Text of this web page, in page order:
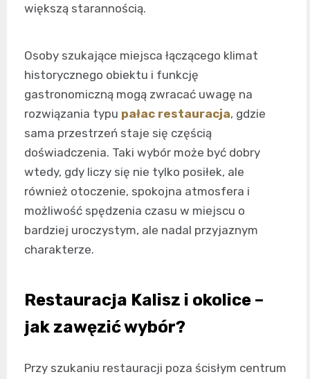
większą starannością.
Osoby szukające miejsca łączącego klimat
historycznego obiektu i funkcję
gastronomiczną mogą zwracać uwagę na
rozwiązania typu pałac restauracja, gdzie
sama przestrzeń staje się częścią
doświadczenia. Taki wybór może być dobry
wtedy, gdy liczy się nie tylko posiłek, ale
również otoczenie, spokojna atmosfera i
możliwość spędzenia czasu w miejscu o
bardziej uroczystym, ale nadal przyjaznym
charakterze.
Restauracja Kalisz i okolice –
jak zawęzić wybór?
Przy szukaniu restauracji poza ścisłym centrum